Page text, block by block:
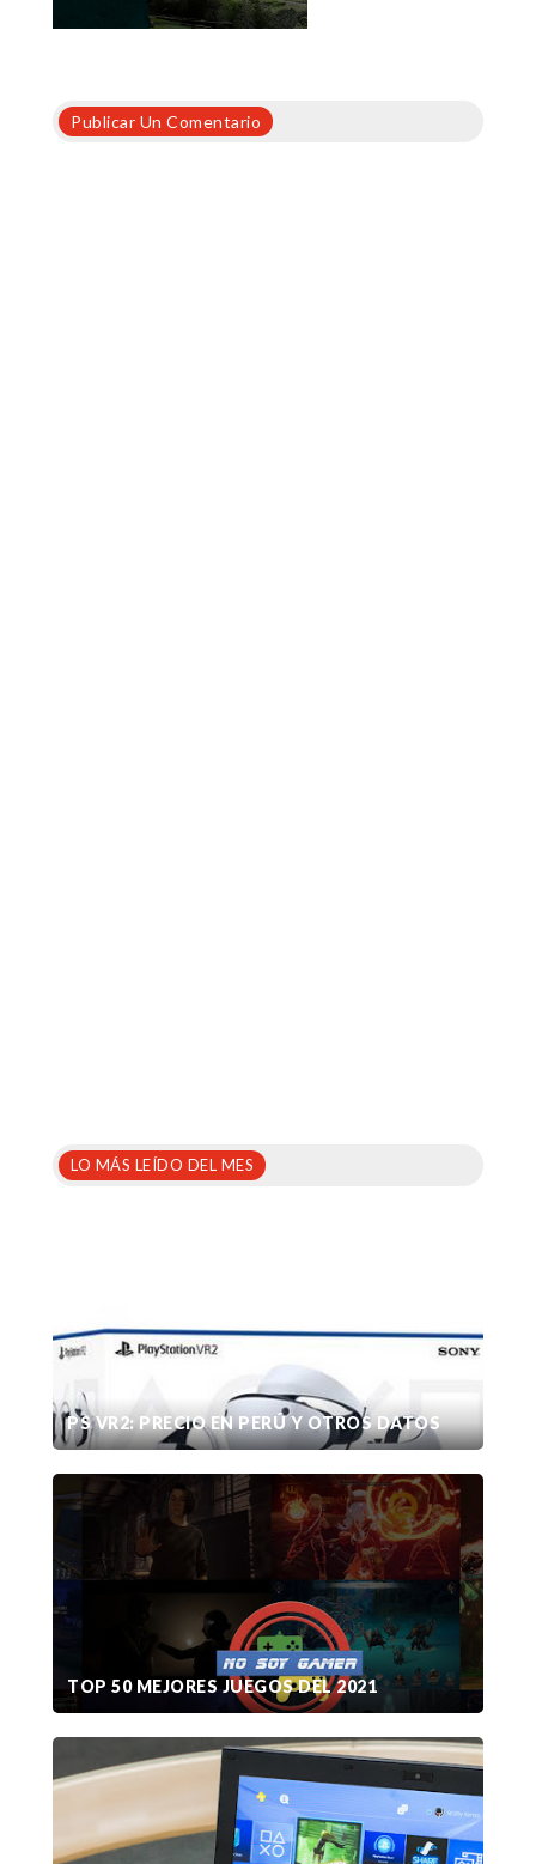
Publicar Un Comentario
LO MÁS LEÍDO DEL MES
PS VR2: PRECIO EN PERÚ Y OTROS DATOS
TOP 50 MEJORES JUEGOS DEL 2021